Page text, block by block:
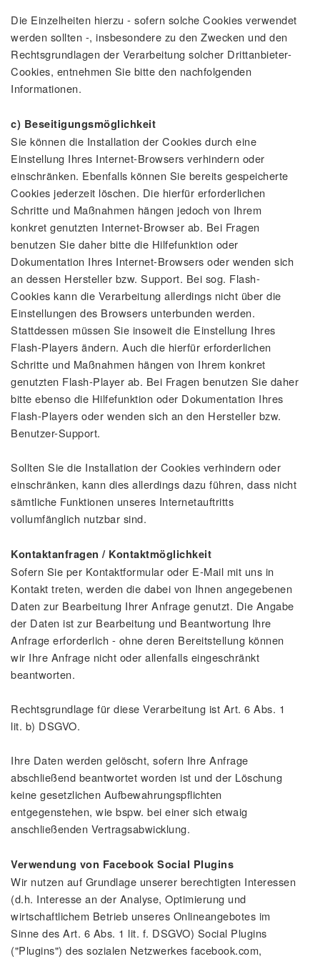
Die Einzelheiten hierzu - sofern solche Cookies verwendet
werden sollten -, insbesondere zu den Zwecken und den
Rechtsgrundlagen der Verarbeitung solcher Drittanbieter-
Cookies, entnehmen Sie bitte den nachfolgenden
Informationen.
c) Beseitigungsmöglichkeit
Sie können die Installation der Cookies durch eine
Einstellung Ihres Internet-Browsers verhindern oder
einschränken. Ebenfalls können Sie bereits gespeicherte
Cookies jederzeit löschen. Die hierfür erforderlichen
Schritte und Maßnahmen hängen jedoch von Ihrem
konkret genutzten Internet-Browser ab. Bei Fragen
benutzen Sie daher bitte die Hilfefunktion oder
Dokumentation Ihres Internet-Browsers oder wenden sich
an dessen Hersteller bzw. Support. Bei sog. Flash-
Cookies kann die Verarbeitung allerdings nicht über die
Einstellungen des Browsers unterbunden werden.
Stattdessen müssen Sie insoweit die Einstellung Ihres
Flash-Players ändern. Auch die hierfür erforderlichen
Schritte und Maßnahmen hängen von Ihrem konkret
genutzten Flash-Player ab. Bei Fragen benutzen Sie daher
bitte ebenso die Hilfefunktion oder Dokumentation Ihres
Flash-Players oder wenden sich an den Hersteller bzw.
Benutzer-Support.
Sollten Sie die Installation der Cookies verhindern oder
einschränken, kann dies allerdings dazu führen, dass nicht
sämtliche Funktionen unseres Internetauftritts
vollumfänglich nutzbar sind.
Kontaktanfragen / Kontaktmöglichkeit
Sofern Sie per Kontaktformular oder E-Mail mit uns in
Kontakt treten, werden die dabei von Ihnen angegebenen
Daten zur Bearbeitung Ihrer Anfrage genutzt. Die Angabe
der Daten ist zur Bearbeitung und Beantwortung Ihre
Anfrage erforderlich - ohne deren Bereitstellung können
wir Ihre Anfrage nicht oder allenfalls eingeschränkt
beantworten.
Rechtsgrundlage für diese Verarbeitung ist Art. 6 Abs. 1
lit. b) DSGVO.
Ihre Daten werden gelöscht, sofern Ihre Anfrage
abschließend beantwortet worden ist und der Löschung
keine gesetzlichen Aufbewahrungspflichten
entgegenstehen, wie bspw. bei einer sich etwaig
anschließenden Vertragsabwicklung.
Verwendung von Facebook Social Plugins
Wir nutzen auf Grundlage unserer berechtigten Interessen
(d.h. Interesse an der Analyse, Optimierung und
wirtschaftlichem Betrieb unseres Onlineangebotes im
Sinne des Art. 6 Abs. 1 lit. f. DSGVO) Social Plugins
("Plugins") des sozialen Netzwerkes facebook.com,